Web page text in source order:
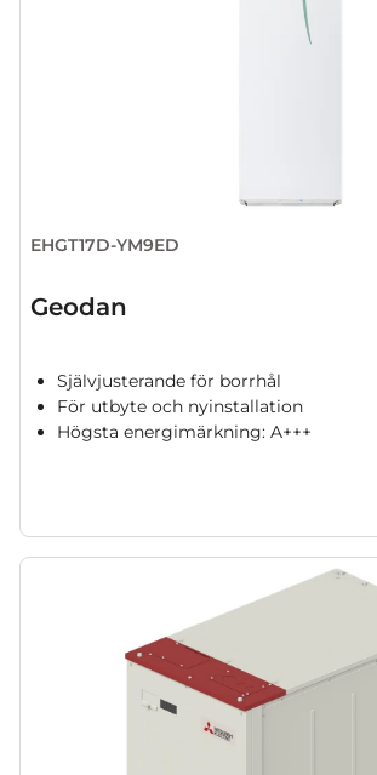
EHGT17D-YM9ED
Geodan
Självjusterande för borrhål
För utbyte och nyinstallation
Högsta energimärkning: A+++